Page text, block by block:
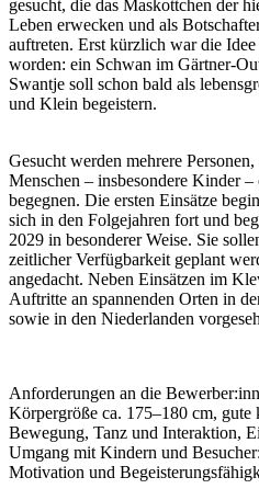
gesucht, die das Maskottchen der
Leben erwecken und als
auftreten. Erst kürzlich war die
worden: ein Schwan im Gärtner-
Swantje soll schon bald als
und Klein begeistern.
Gesucht werden mehrere
Menschen – insbesondere Kinder
begegnen. Die ersten Einsätze
sich in den Folgejahren fort und
2029 in besonderer Weise. Sie
zeitlicher Verfügbarkeit geplant
angedacht. Neben Einsätzen im
Auftritte an spannenden Orten in
sowie in den Niederlanden
Anforderungen an die
Körpergröße ca. 175–180 cm, gute
Bewegung, Tanz und Interaktion,
Umgang mit Kindern und
Motivation und